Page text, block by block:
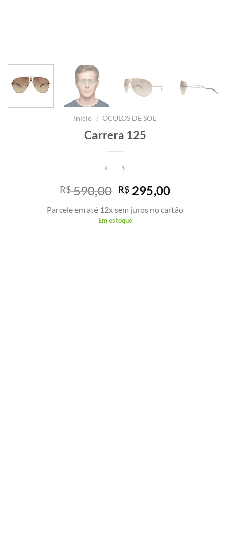
Início / ÓCULOS DE SOL
Carrera 125
R$590,00 O
original
era:
R$ 295,00O
atual
Parcele em até 12x sem juros no cartão
Em estoque